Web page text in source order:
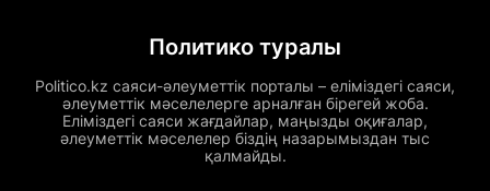
Политико туралы
Politico.kz саяси-әлеуметтік порталы – еліміздегі саяси,
әлеуметтік мәселелерге арналған бірегей жоба.
Еліміздегі саяси жағдайлар, маңызды оқиғалар,
әлеуметтік мәселелер біздің назарымыздан тыс
қалмайды.